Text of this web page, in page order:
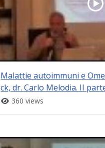
Malattie autoimmuni e
ck, dr. Carlo Melodia. II
360 views